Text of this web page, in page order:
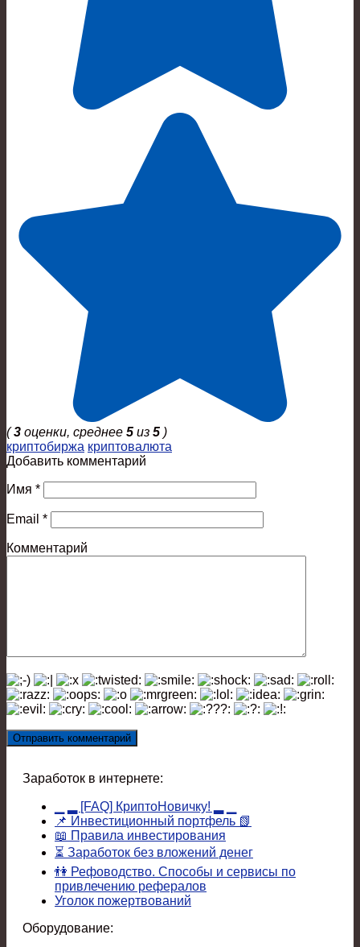
(3 оценки, среднее 5 из 5 )
криптобиржа криптовалюта
Добавить комментарий
Имя *
Email *
Комментарий
Заработок в интернете:
▁ ▂ [FAQ] КриптоНовичку! ▂ ▁
📌 Инвестиционный портфель 📗
📖 Правила инвестирования
⏳ Заработок без вложений денег
👫 Рефоводство. Способы и сервисы по
привлечению рефералов
Уголок пожертвований
Оборудование: